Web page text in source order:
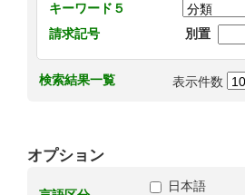
キーワード５
請求記号
別置
検索結果一覧 表示件数
オプション
日本語